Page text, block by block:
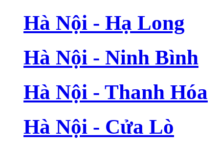
Hà Nội - Hạ Long
Hà Nội - Ninh Bình
Hà Nội - Thanh Hóa
Hà Nội - Cửa Lò